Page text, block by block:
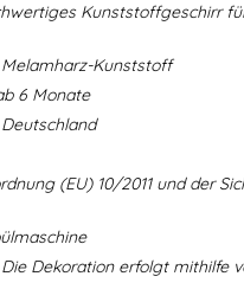
Kunststoffgeschirr
Kunststoff
6 Monate
(EU) 10/2011 und der
Dekoration erfolgt mithilfe